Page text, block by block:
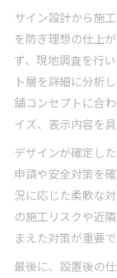
サイン設計から施
を防ぎ理想の仕上
ず、現地調査を行
ト層を詳細に分析
舗コンセプトに合
イズ、表示内容を具
デザインが確定し
申請や安全対策を
況に応じた柔軟な
の施工リスクや近
まえた対策が重要で
最後に、設置後の